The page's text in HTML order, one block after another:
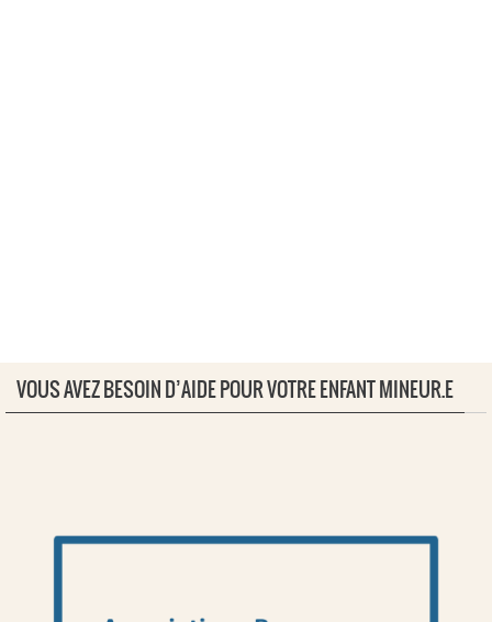
VOUS AVEZ BESOIN D’AIDE POUR VOTRE ENFANT MINEUR.E